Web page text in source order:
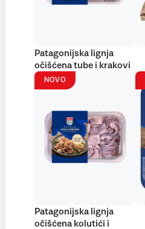
Patagonijska lignja
očišćena tube i krakovi
NOVO
Patagonijska lignja
očišćena kolutići i